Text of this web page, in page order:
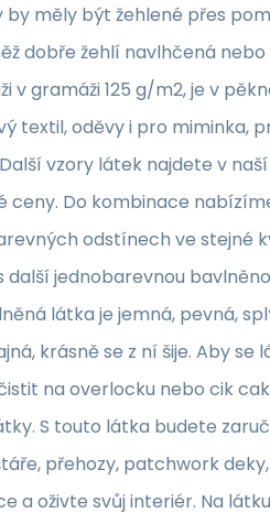
by měly být žehlené přes
dobře žehlí navlhčená
v gramáži 125 g/m2, je v
textil, oděvy i pro miminka,
vzory látek najdete v
ceny. Do kombinace
odstínech ve stejné
další jednobarevnou
látka je jemná, pevná,
krásně se z ní šije. Aby se
na overlocku nebo cik
S touto látka budete
přehozy, patchwork
a oživte svůj interiér. Na